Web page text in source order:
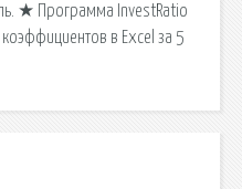
★ Программа InvestRatio
в Excel за 5